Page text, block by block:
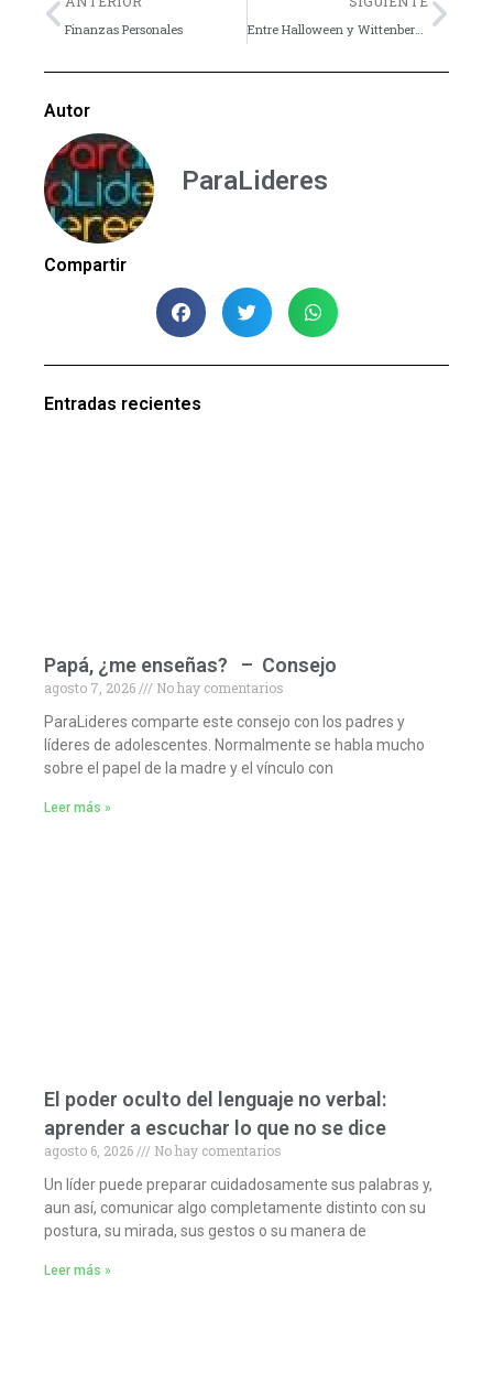
Finanzas Personales Entre Halloween y Wittenberg: Pensamientos, mientras tomo una taza de café
Autor
ParaLideres
Compartir
Entradas recientes
Papá, ¿me enseñas? – Consejo
agosto 7, 2026
No hay comentarios
ParaLideres comparte este consejo con los padres y
líderes de adolescentes. Normalmente se habla mucho
sobre el papel de la madre y el vínculo con
Leer más »
El poder oculto del lenguaje no verbal:
aprender a escuchar lo que no se dice
agosto 6, 2026
No hay comentarios
Un líder puede preparar cuidadosamente sus palabras y,
aun así, comunicar algo completamente distinto con su
postura, su mirada, sus gestos o su manera de
Leer más »